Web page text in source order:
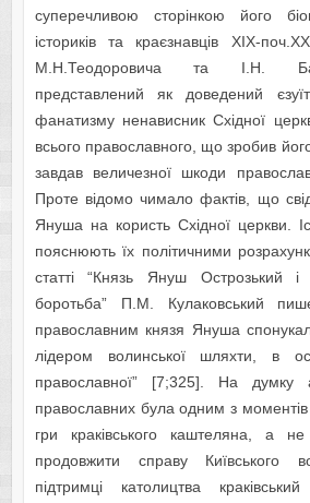
суперечливою сторінкою його
істориків та краєзнавців XIX-
М.Н.Теодоровича та І.Н.
представлений як доведений
фанатизму ненависник Східної
всього православного, що зробив
завдав величезної шкоди
Проте відомо чимало фактів, що
Януша на користь Східної церкви.
пояснюють їх політичними
статті “Князь Януш Острозький і
боротьба” П.М. Кулаковський
православним князя Януша
лідером волинської шляхти, в
православної” [7;325]. На думку
православних була одним з моментів
гри краківського каштеляна, а
продовжити справу Київського
підтримці католицтва